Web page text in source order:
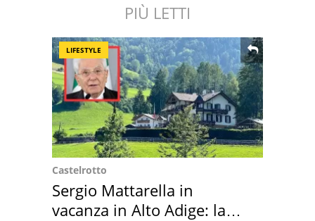
PIÙ LETTI
LIFESTYLE
Castelrotto
Sergio Mattarella in
vacanza in Alto Adige: la